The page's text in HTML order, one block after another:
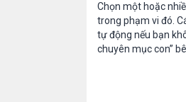
Chọn một hoặc
trong phạm vi đó.
tự động nếu bạn
chuyên mục con”